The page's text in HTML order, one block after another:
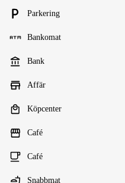
Parkering
Bankomat
Bank
Affär
Köpcenter
Café
Café
Snabbmat